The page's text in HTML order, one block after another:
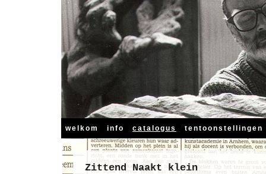
welkom info catalogus tentoonstellingen
Zittend Naakt klein